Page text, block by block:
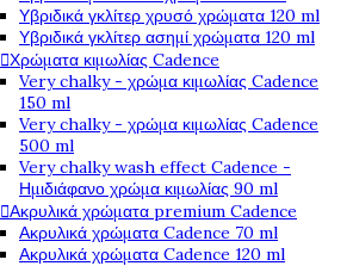
Υβριδικά γκλίτερ χρυσό χρώματα 120 ml
Υβριδικά γκλίτερ ασημί χρώματα 120 ml
Χρώματα κιμωλίας Cadence
Very chalky - χρώμα κιμωλίας Cadence
150 ml
Very chalky - χρώμα κιμωλίας Cadence
500 ml
Very chalky wash effect Cadence -
Ημιδιάφανο χρώμα κιμωλίας 90 ml
Ακρυλικά χρώματα premium Cadence
Ακρυλικά χρώματα Cadence 70 ml
Ακρυλικά χρώματα Cadence 120 ml